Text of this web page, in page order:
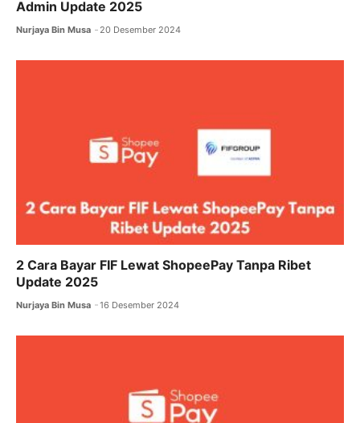
Admin Update 2025
Nurjaya Bin Musa 20 Desember 2024
2 Cara Bayar FIF Lewat ShopeePay Tanpa Ribet
Update 2025
Nurjaya Bin Musa 16 Desember 2024